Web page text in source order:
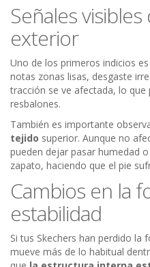
Señales
exterior
Uno de los primeros indicios es
notas zonas lisas, desgaste
tracción se ve afectada, lo
resbalones.
También es importante
tejido superior. Aunque no
pueden dejar pasar humedad
zapato, haciendo que el pie
Cambios en la
estabilidad
Si tus Skechers han perdido la
mueve más de lo habitual